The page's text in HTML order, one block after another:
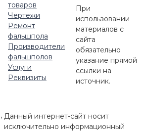
товаров
Чертежи
Ремонт
фальшпола
Производители
фальшполов
Услуги
Реквизиты
При
использовании
материалов с
сайта
обязательно
указание прямой
ссылки на
источник.
Данный интернет-сайт носит
исключительно информационный